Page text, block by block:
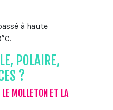
à haute
POLAIRE,
?
MOLLETON ET LA